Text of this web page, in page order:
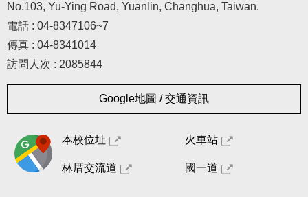
No.103, Yu-Ying Road, Yuanlin, Changhua, Taiwan.
電話 : 04-8347106~7
傳真 : 04-8341014
訪問人次 : 2085844
Google地圖 / 交通資訊
本校位址 火車站
林厝交流道 國一道